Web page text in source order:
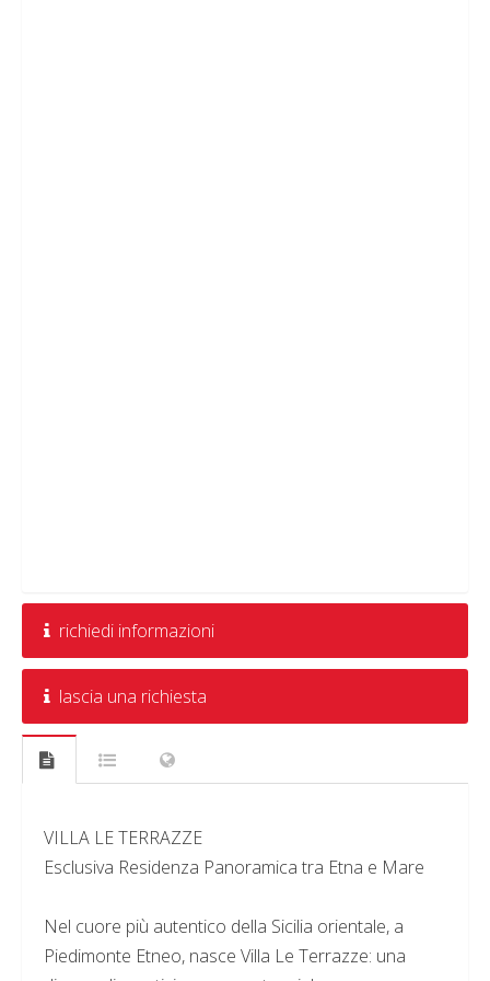
richiedi informazioni
lascia una richiesta
VILLA LE TERRAZZE
Esclusiva Residenza Panoramica tra Etna e Mare
Nel cuore più autentico della Sicilia orientale, a
Piedimonte Etneo, nasce Villa Le Terrazze: una